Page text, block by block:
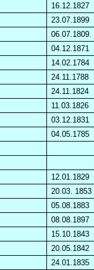
16.12.1827
23.07.1899
06.07.1809.
04.12.1871
14.02.1784
24.11.1788
24.11.1824
11.03.1826
03.12.1831
04.05.1785
12.01.1829
20.03. 1853
05.08.1883
08.08.1897
15.10.1843
20.05.1842
24.01.1835